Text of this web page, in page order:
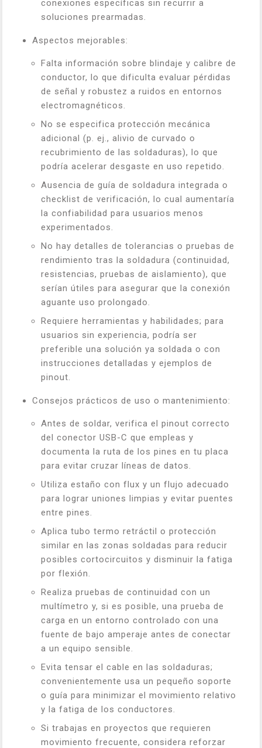
conexiones específicas sin recurrir a
soluciones prearmadas.
Aspectos mejorables:
Falta información sobre blindaje y calibre de
conductor, lo que dificulta evaluar pérdidas
de señal y robustez a ruidos en entornos
electromagnéticos.
No se especifica protección mecánica
adicional (p. ej., alivio de curvado o
recubrimiento de las soldaduras), lo que
podría acelerar desgaste en uso repetido.
Ausencia de guía de soldadura integrada o
checklist de verificación, lo cual aumentaría
la confiabilidad para usuarios menos
experimentados.
No hay detalles de tolerancias o pruebas de
rendimiento tras la soldadura (continuidad,
resistencias, pruebas de aislamiento), que
serían útiles para asegurar que la conexión
aguante uso prolongado.
Requiere herramientas y habilidades; para
usuarios sin experiencia, podría ser
preferible una solución ya soldada o con
instrucciones detalladas y ejemplos de
pinout.
Consejos prácticos de uso o mantenimiento:
Antes de soldar, verifica el pinout correcto
del conector USB-C que empleas y
documenta la ruta de los pines en tu placa
para evitar cruzar líneas de datos.
Utiliza estaño con flux y un flujo adecuado
para lograr uniones limpias y evitar puentes
entre pines.
Aplica tubo termo retráctil o protección
similar en las zonas soldadas para reducir
posibles cortocircuitos y disminuir la fatiga
por flexión.
Realiza pruebas de continuidad con un
multímetro y, si es posible, una prueba de
carga en un entorno controlado con una
fuente de bajo amperaje antes de conectar
a un equipo sensible.
Evita tensar el cable en las soldaduras;
convenientemente usa un pequeño soporte
o guía para minimizar el movimiento relativo
y la fatiga de los conductores.
Si trabajas en proyectos que requieren
movimiento frecuente, considera reforzar